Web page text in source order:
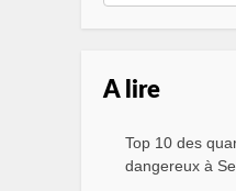
A lire
Top 10 des
dangereux à